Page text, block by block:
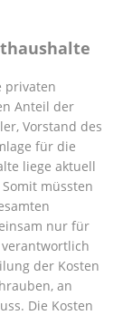
privaten
Anteil der
Vorstand des
für die
liege aktuell
müssten
nur für
der Kosten
an
Die Kosten